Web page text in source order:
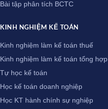
Bài tập phân tích BCTC
KINH NGHIỆM KẾ TOÁN
Kinh nghiệm làm kế toán thuế
Kinh nghiệm làm kế toán tổng hợp
Tự học kế toán
Học kế toán doanh nghiệp
Học KT hành chính sự nghiệp